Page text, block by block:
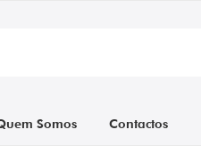
Somos Contactos